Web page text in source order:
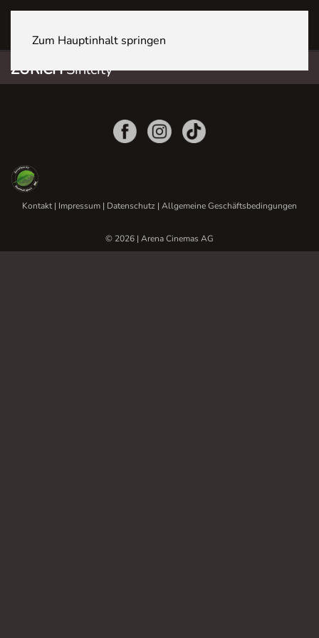
Zum Hauptinhalt springen
ZÜRICHSihlcity
Kontakt| Impressum | Datenschutz | Allgemeine Geschäftsbedingungen
© 2026 | Arena Cinemas AG